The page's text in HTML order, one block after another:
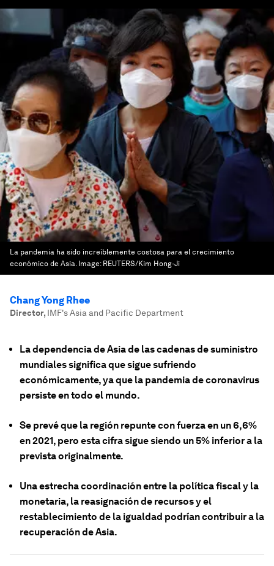
La pandemia ha sido increíblemente costosa para el crecimiento
económico de Asia. Image: REUTERS/Kim Hong-Ji
Chang Yong Rhee
Director, IMF's Asia and Pacific Department
La dependencia de Asia de las cadenas de suministro
mundiales significa que sigue sufriendo
económicamente, ya que la pandemia de coronavirus
persiste en todo el mundo.
Se prevé que la región repunte con fuerza en un 6,6%
en 2021, pero esta cifra sigue siendo un 5% inferior a la
prevista originalmente.
Una estrecha coordinación entre la política fiscal y la
monetaria, la reasignación de recursos y el
restablecimiento de la igualdad podrían contribuir a la
recuperación de Asia.